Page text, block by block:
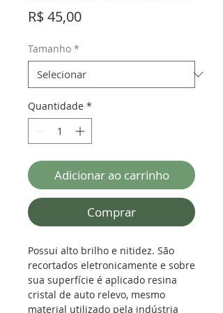
R$ 45,00Preço
Tamanho *
Quantidade *
Adicionar ao carrinho
Comprar
Possui alto brilho e nitidez. São
recortados eletronicamente e sobre
sua superfície é aplicado resina
cristal de auto relevo, mesmo
material utilizado pela indústria